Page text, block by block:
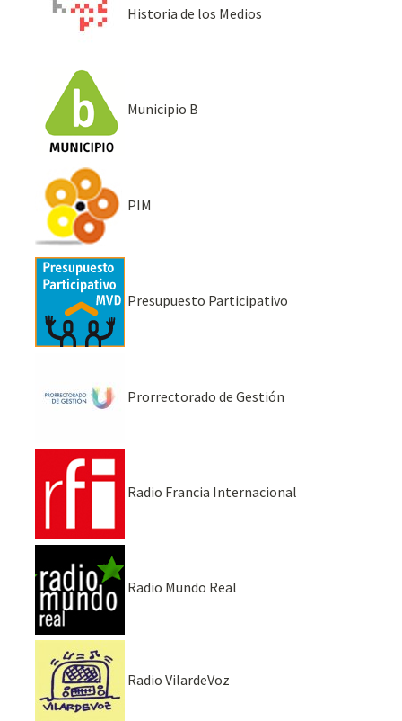
Historia de los Medios
Municipio B
PIM
Presupuesto Participativo
Prorrectorado de Gestión
Radio Francia Internacional
Radio Mundo Real
Radio VilardeVoz